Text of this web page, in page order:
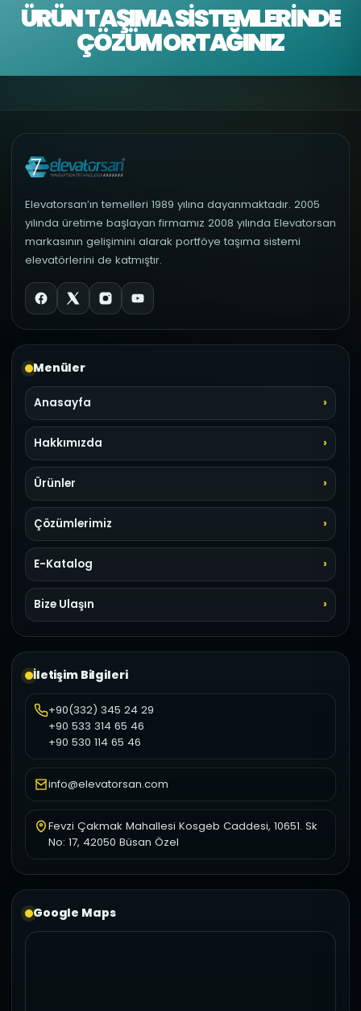
ÜRÜN TAŞIMA SISTEMLERINDE
ÇÖZÜM ORTAĞINIZ
Elevatorsan’ın temelleri 1989 yılına dayanmaktadır. 2005
yılında üretime başlayan firmamız 2008 yılında Elevatorsan
markasının gelişimini alarak portföye taşıma sistemi
elevatörlerini de katmıştır.
Menüler
Anasayfa
Hakkımızda
Ürünler
Çözümlerimiz
E-Katalog
Bize Ulaşın
İletişim Bilgileri
+90(332) 345 24 29
+90 533 314 65 46
+90 530 114 65 46
info@elevatorsan.com
Fevzi Çakmak Mahallesi Kosgeb Caddesi, 10651. Sk
No: 17, 42050 Büsan Özel
Google Maps